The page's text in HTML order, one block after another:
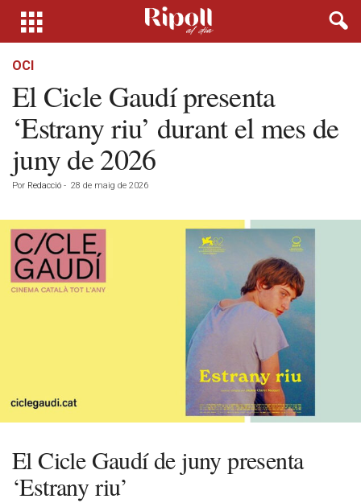
OCI
El Cicle Gaudí presenta
‘Estrany riu’ durant el mes de
juny de 2026
Por Redacció - 28 de maig de 2026
El Cicle Gaudí de juny presenta
‘Estrany riu’